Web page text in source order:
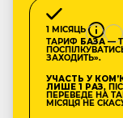
1 МІСЯЦЬ
ТАРИФ БАЗА—
ЗАХОДИТЬ».
УЧАСТЬ У
ЛИШЕ 1 РАЗ,
ПЕРЕВЕДЕ НА
МІСЯЦЯ НЕ